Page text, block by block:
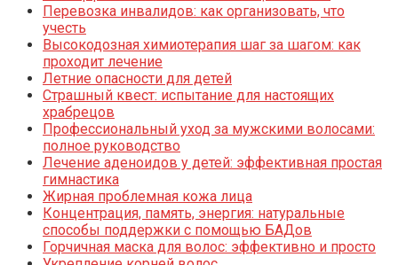
Перевозка инвалидов: как организовать, что
учесть
Высокодозная химиотерапия шаг за шагом: как
проходит лечение
Летние опасности для детей
Страшный квест: испытание для настоящих
храбрецов
Профессиональный уход за мужскими волосами:
полное руководство
Лечение аденоидов у детей: эффективная простая
гимнастика
Жирная проблемная кожа лица
Концентрация, память, энергия: натуральные
способы поддержки с помощью БАДов
Горчичная маска для волос: эффективно и просто